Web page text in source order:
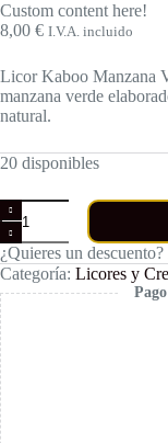
Custom content here!
8,00 € I.V.A. incluido
Licor Kaboo Manzana
manzana verde
natural.
20 disponibles
Licor
Kaboo
Manzana
Verde
cantidad
¿Quieres un
Categoría: Licores y